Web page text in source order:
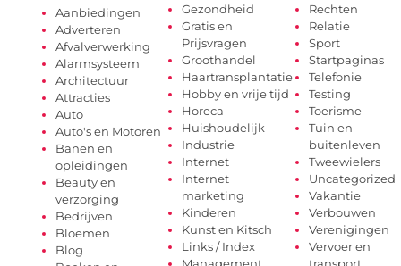
Aanbiedingen
Adverteren
Afvalverwerking
Alarmsysteem
Architectuur
Attracties
Auto
Auto's en Motoren
Banen en
opleidingen
Beauty en
verzorging
Bedrijven
Bloemen
Blog
Gezondheid
Gratis en
Prijsvragen
Groothandel
Haartransplantatie
Hobby en vrije tijd
Horeca
Huishoudelijk
Industrie
Internet
Internet
marketing
Kinderen
Kunst en Kitsch
Links / Index
Rechten
Relatie
Sport
Startpaginas
Telefonie
Testing
Toerisme
Tuin en
buitenleven
Tweewielers
Uncategorized
Vakantie
Verbouwen
Verenigingen
Vervoer en